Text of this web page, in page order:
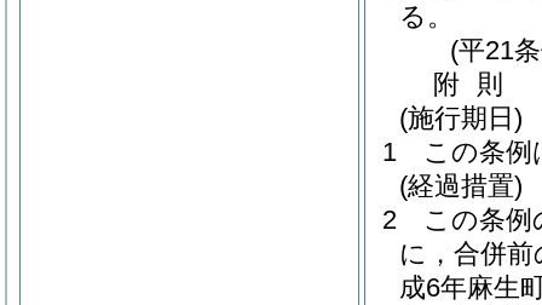
る。
(平21
附 則
(施行期日)
1
この条例
(経過措置)
2
この条例
に，合併
成6年麻生